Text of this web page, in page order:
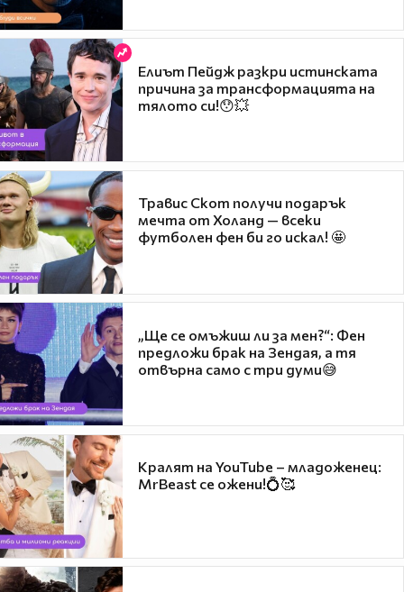
Елиът Пейдж разкри истинската
причина за трансформацията на
тялото си!😯💥
Травис Скот получи подарък
мечта от Холанд — всеки
футболен фен би го искал! 🤩
„Ще се омъжиш ли за мен?“: Фен
предложи брак на Зендая, а тя
отвърна само с три думи😅
Кралят на YouTube – младоженец:
MrBeast се ожени!💍🥰